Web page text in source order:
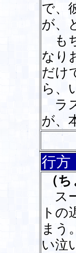
で、
が、
も
なり
だけ
ら、
ラ
が、
行方
（
ス
トの
まう
い泣